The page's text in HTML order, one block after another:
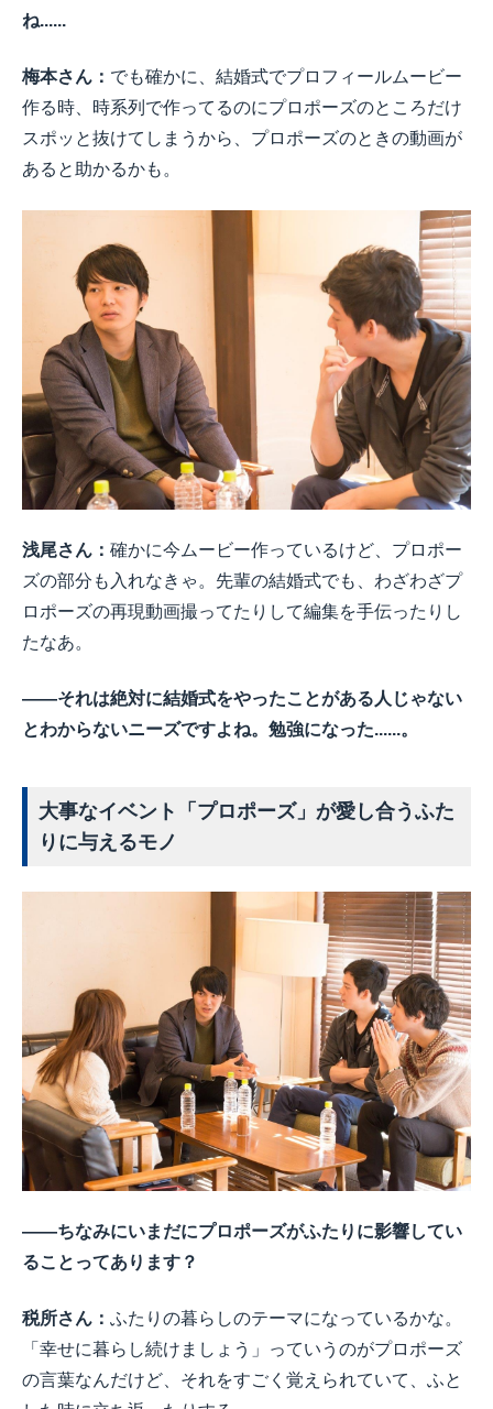
ね......
梅本さん： でも確かに、結婚式でプロフィールムービー
作る時、時系列で作ってるのにプロポーズのところだけ
スポッと抜けてしまうから、プロポーズのときの動画が
あると助かるかも。
浅尾さん： 確かに今ムービー作っているけど、プロポー
ズの部分も入れなきゃ。先輩の結婚式でも、わざわざプ
ロポーズの再現動画撮ってたりして編集を手伝ったりし
たなあ。
――それは絶対に結婚式をやったことがある人じゃない
とわからないニーズですよね。勉強になった......。
大事なイベント「プロポーズ」が愛し合うふた
りに与えるモノ
――ちなみにいまだにプロポーズがふたりに影響してい
ることってあります？
税所さん： ふたりの暮らしのテーマになっているかな。
「幸せに暮らし続けましょう」っていうのがプロポーズ
の言葉なんだけど、それをすごく覚えられていて、ふと